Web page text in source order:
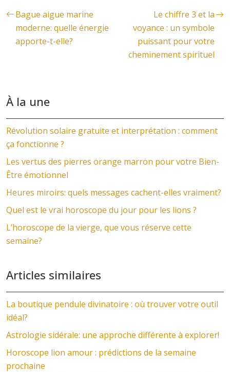
Bague aigue marine
moderne: quelle énergie
apporte-t-elle?
Le chiffre 3 et la
voyance : un symbole
puissant pour votre
cheminement spirituel
À la une
Révolution solaire gratuite et interprétation : comment
ça fonctionne ?
Les vertus des pierres orange marron pour votre Bien-
Être émotionnel
Heures miroirs: quels messages cachent-elles vraiment?
Quel est le vrai horoscope du jour pour les lions ?
L’horoscope de la vierge, que vous réserve cette
semaine?
Articles similaires
La boutique pendule divinatoire : où trouver votre outil
idéal?
Astrologie sidérale: une approche différente à explorer!
Horoscope lion amour : prédictions de la semaine
prochaine